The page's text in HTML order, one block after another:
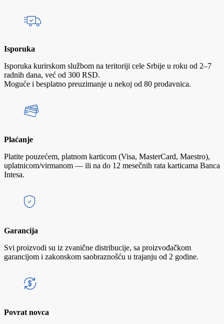
Isporuka
Isporuka kurirskom službom na teritoriji cele Srbije u roku od 2–7
radnih dana, već od 300 RSD.
Moguće i besplatno preuzimanje u nekoj od 80 prodavnica.
Plaćanje
Platite pouzećem, platnom karticom (Visa, MasterCard, Maestro),
uplatnicom/virmanom — ili na do 12 mesečnih rata karticama Banca
Intesa.
Garancija
Svi proizvodi su iz zvanične distribucije, sa proizvođačkom
garancijom i zakonskom saobraznošću u trajanju od 2 godine.
Povrat novca